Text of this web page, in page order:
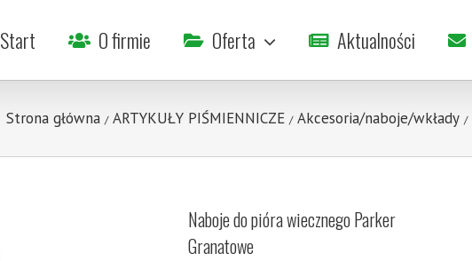
Start O firmie Oferta Aktualności
Strona główna / ARTYKUŁY PIŚMIENNICZE / Akcesoria/naboje/wkłady /
Naboje do pióra wiecznego Parker
Granatowe